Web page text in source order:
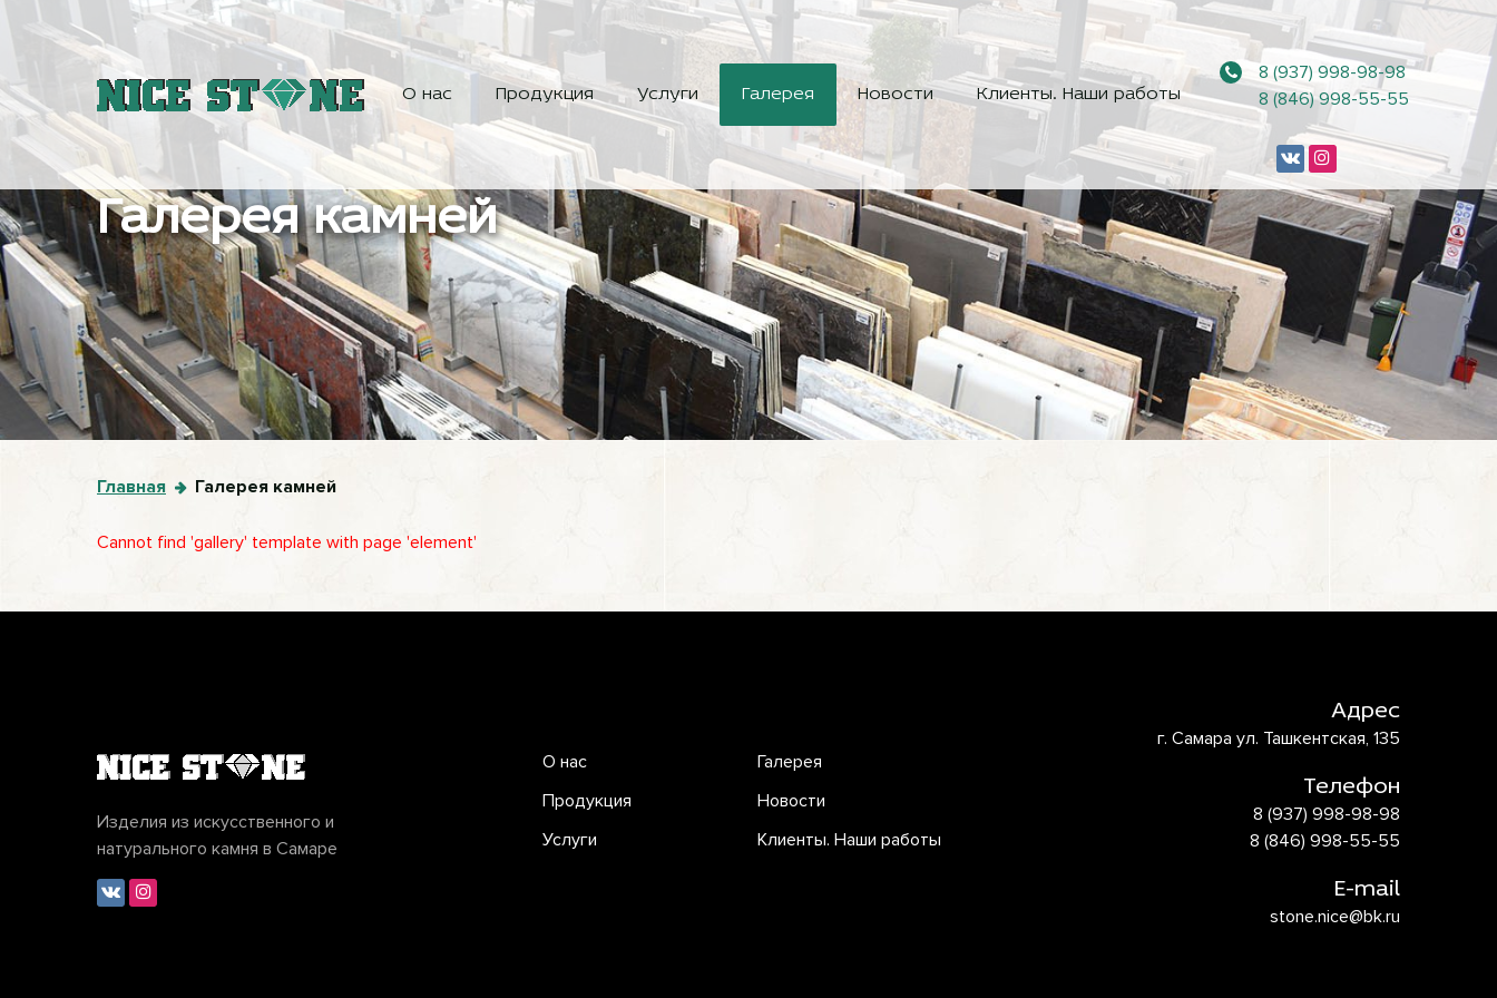
О нас Продукция Услуги Галерея Новости Клиенты. Наши работы
8 (937) 998-98-98
8 (846) 998-55-55
Галерея камней
Главная Галерея камней
Cannot find 'gallery' template with page 'element'
Изделия из искусственного и
натурального камня в Самаре
О нас
Продукция
Услуги
Галерея
Новости
Клиенты. Наши работы
Адрес
г. Самара ул. Ташкентская, 135
Телефон
8 (937) 998-98-98
8 (846) 998-55-55
E-mail
stone.nice@bk.ru